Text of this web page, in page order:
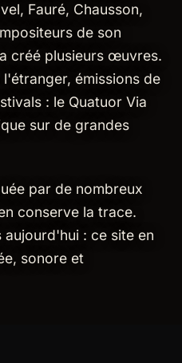
Fauré, Chausson,
de son
créé plusieurs œuvres.
émissions de
: le Quatuor Via
sur de grandes
par de nombreux
conserve la trace.
aujourd'hui : ce site en
sonore et